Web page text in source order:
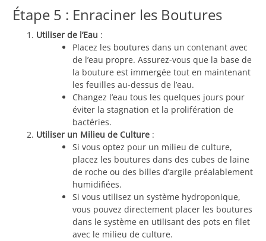
Étape 5 : Enraciner les Boutures
Utiliser de l’Eau :
Placez les boutures dans un contenant avec
de l’eau propre. Assurez-vous que la base de
la bouture est immergée tout en maintenant
les feuilles au-dessus de l’eau.
Changez l’eau tous les quelques jours pour
éviter la stagnation et la prolifération de
bactéries.
Utiliser un Milieu de Culture :
Si vous optez pour un milieu de culture,
placez les boutures dans des cubes de laine
de roche ou des billes d’argile préalablement
humidifiées.
Si vous utilisez un système hydroponique,
vous pouvez directement placer les boutures
dans le système en utilisant des pots en filet
avec le milieu de culture.